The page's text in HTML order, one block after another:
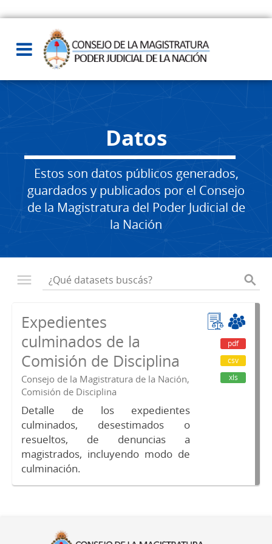
Datos
Estos son datos públicos generados,
guardados y publicados por el Consejo
de la Magistratura del Poder Judicial de
la Nación
Expedientes
culminados de la
Comisión de Disciplina
Consejo de la Magistratura de la Nación,
Comisión de Disciplina
Detalle de los expedientes
culminados, desestimados o
resueltos, de denuncias a
magistrados, incluyendo modo de
culminación.
pdf
csv
xls